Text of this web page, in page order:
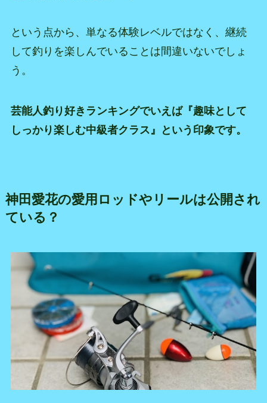
という点から、単なる体験レベルではなく、継続
して釣りを楽しんでいることは間違いないでしょ
う。
芸能人釣り好きランキングでいえば『趣味として
しっかり楽しむ中級者クラス』という印象です。
神田愛花の愛用ロッドやリールは公開され
ている？